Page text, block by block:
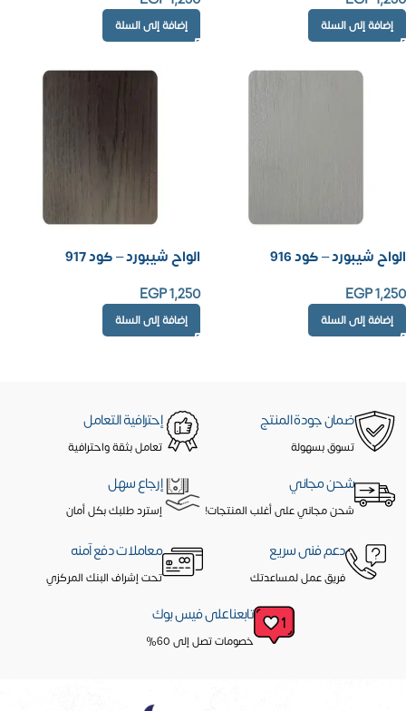
إضافة إلى السلة إضافة إلى السلة
الواح شيبورد – كود 916
EGP1,250
إضافة إلى السلة
الواح شيبورد – كود 917
EGP1,250
إضافة إلى السلة
ضمان جودة المنتج
تسوق بسهولة
إحترافية التعامل
تعامل بثقة واحترافية
شحن مجاني
شحن مجاني على أغلب المنتجات!
إرجاع سهل
إسترد طلبك بكل أمان
دعم فنى سريع
فريق عمل لمساعدتك
معاملات دفع آمنه
تحت إشراف البنك المركزي
تابعنا على فيس بوك
خصومات تصل إلى 60%